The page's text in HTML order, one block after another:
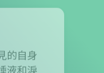
的自身
液和淚